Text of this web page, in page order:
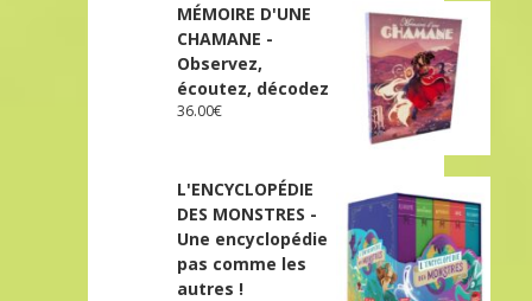
MÉMOIRE D'UNE
CHAMANE -
Observez,
écoutez, décodez
36.00€
L'ENCYCLOPÉDIE
DES MONSTRES -
Une encyclopédie
pas comme les
autres !